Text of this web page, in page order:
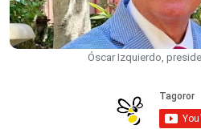
Óscar Izquierdo,